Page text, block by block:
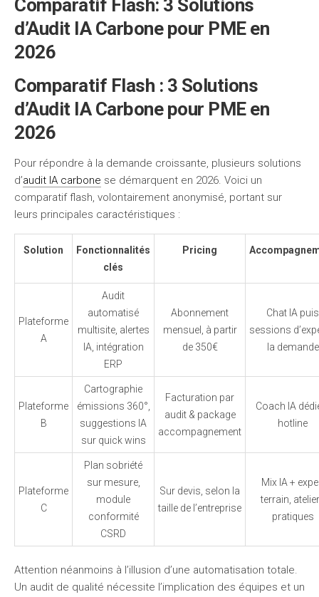
Comparatif Flash: 3 Solutions
d’Audit IA Carbone pour PME en
2026
Comparatif Flash : 3 Solutions
d’Audit IA Carbone pour PME en
2026
Pour répondre à la demande croissante, plusieurs solutions
d’audit IA carbone se démarquent en 2026. Voici un
comparatif flash, volontairement anonymisé, portant sur
leurs principales caractéristiques :
Solution
Fonctionnalités
clés
Pricing
Plateforme
A
Audit
automatisé
multisite, alertes
IA, intégration
ERP
Abonnement
mensuel, à partir
de 350€
Chat IA puis
sessions
la demande
Plateforme
B
Cartographie
émissions 360°,
suggestions IA
sur quick wins
Facturation par
audit & package
accompagnement
Coach IA
hotline
Plateforme
C
Plan sobriété
sur mesure,
module
conformité
CSRD
Sur devis, selon la
taille de l’entreprise
Mix IA +
terrain,
pratiques
Attention néanmoins à l’illusion d’une automatisation totale.
Un audit de qualité nécessite l’implication des équipes et un